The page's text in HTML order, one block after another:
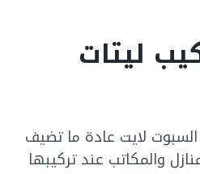
ليتات
لايت عادة ما تضيف
والمكاتب عند تركيبها